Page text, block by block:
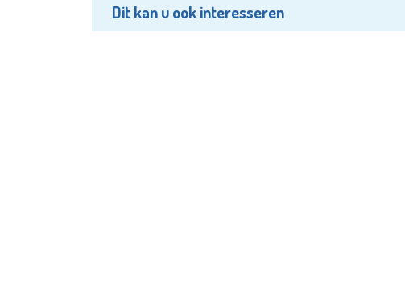
Dit kan u ook interesseren